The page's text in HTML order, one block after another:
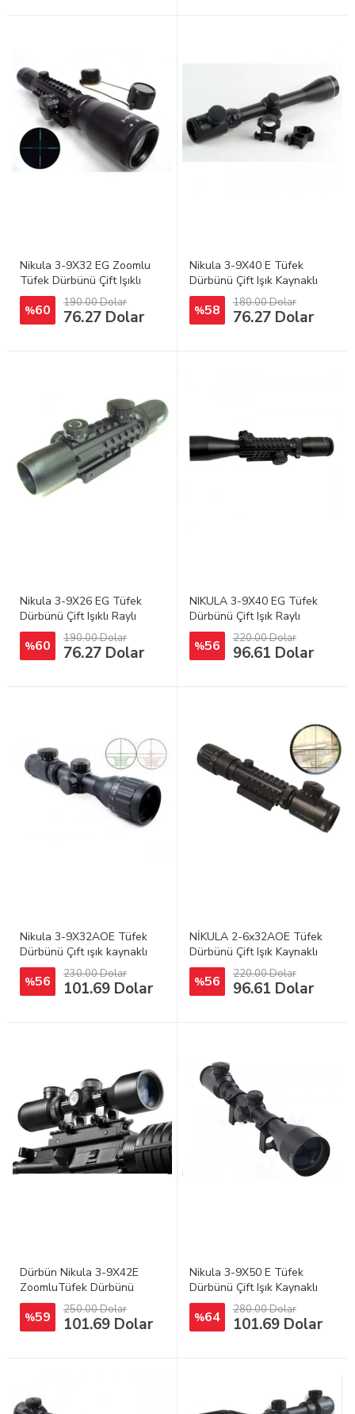
Nikula 3-9X32 EG Zoomlu
Tüfek Dürbünü Çift Işıklı
%60 190.00 Dolar
76.27 Dolar
Nikula 3-9X40 E Tüfek
Dürbünü Çift Işık Kaynaklı
Zoomlu
%58 180.00 Dolar
76.27 Dolar
Nikula 3-9X26 EG Tüfek
Dürbünü Çift Işıklı Raylı
%60 190.00 Dolar
76.27 Dolar
NIKULA 3-9X40 EG Tüfek
Dürbünü Çift Işık Raylı
%56 220.00 Dolar
96.61 Dolar
Nikula 3-9X32AOE Tüfek
Dürbünü Çıft ışık kaynaklı
zoomlu
%56 230.00 Dolar
101.69 Dolar
NİKULA 2-6x32AOE Tüfek
Dürbünü Çift Işık Kaynaklı
Raylı
%56 220.00 Dolar
96.61 Dolar
Dürbün Nikula 3-9X42E
ZoomluTüfek Dürbünü
Compact Zoom
%59 250.00 Dolar
101.69 Dolar
Nikula 3-9X50 E Tüfek
Dürbünü Çift Işık Kaynaklı
%64 280.00 Dolar
101.69 Dolar